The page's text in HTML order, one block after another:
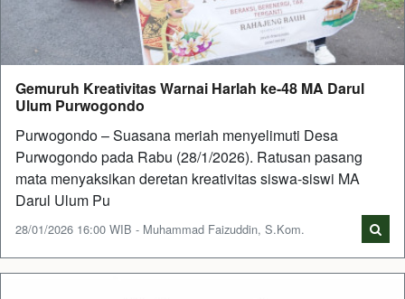
Gemuruh Kreativitas Warnai Harlah ke-48 MA Darul
Ulum Purwogondo
Purwogondo – Suasana meriah menyelimuti Desa
Purwogondo pada Rabu (28/1/2026). Ratusan pasang
mata menyaksikan deretan kreativitas siswa-siswi MA
Darul Ulum Pu
28/01/2026 16:00 WIB - Muhammad Faizuddin, S.Kom.